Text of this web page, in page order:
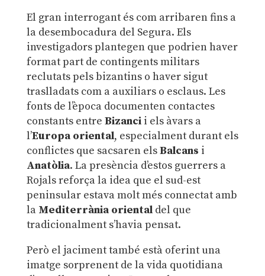
El gran interrogant és com arribaren fins a
la desembocadura del Segura. Els
investigadors plantegen que podrien haver
format part de contingents militars
reclutats pels bizantins o haver sigut
traslladats com a auxiliars o esclaus. Les
fonts de l’època documenten contactes
constants entre Bizancii els àvars a
l’Europa oriental, especialment durant els
conflictes que sacsaren elsBalcans i
Anatòlia. La presència d’estos guerrers a
Rojals reforça la idea que el sud-est
peninsular estava molt més connectat amb
la Mediterrània orientaldel que
tradicionalment s’havia pensat.
Però el jaciment també està oferint una
imatge sorprenent de la vida quotidiana